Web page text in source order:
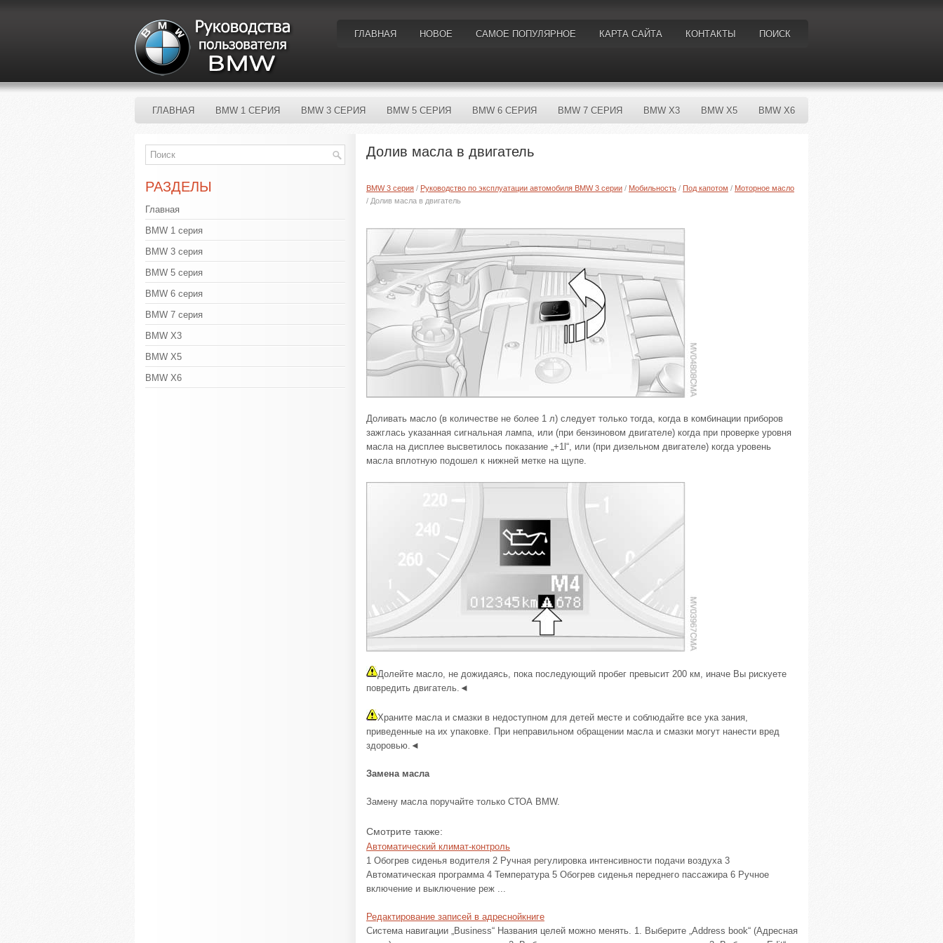
ГЛАВНАЯ НОВОЕ САМОЕ ПОПУЛЯРНОЕ КАРТА САЙТА КОНТАКТЫ ПОИСК
ГЛАВНАЯ BMW 1 СЕРИЯ BMW 3 СЕРИЯ BMW 5 СЕРИЯ BMW 6 СЕРИЯ BMW 7 СЕРИЯ BMW X3 BMW X5 BMW X6
Долив масла в двигатель
BMW 3 серия / Руководство по эксплуатации автомобиля BMW 3 серии / Мобильность / Под капотом / Моторное масло
/ Долив масла в двигатель
Доливать масло (в количестве не более 1 л) следует только тогда, когда в комбинации приборов
зажглась указанная сигнальная лампа, или (при бензиновом двигателе) когда при проверке уровня
масла на дисплее высветилось показание „+1l“, или (при дизельном двигателе) когда уровень
масла вплотную подошел к нижней метке на щупе.
Долейте масло, не дожидаясь, пока последующий пробег превысит 200 км, иначе Вы рискуете
повредить двигатель.◄
Храните масла и смазки в недоступном для детей месте и соблюдайте все ука зания,
приведенные на их упаковке. При неправильном обращении масла и смазки могут нанести вред
здоровью.◄
Замена масла
Замену масла поручайте только СТОА BMW.
Смотрите также:
Автоматический климат-контроль
1 Обогрев сиденья водителя 2 Ручная регулировка интенсивности подачи воздуха 3
Автоматическая программа 4 Температура 5 Обогрев сиденья переднего пассажира 6 Ручное
включение и выключение реж ...
Редактирование записей в адреснойкниге
Система навигации „Business“ Названия целей можно менять. 1. Выберите „Address book“ (Адресная
РАЗДЕЛЫ
Главная
BMW 1 серия
BMW 3 серия
BMW 5 серия
BMW 6 серия
BMW 7 серия
BMW X3
BMW X5
BMW X6